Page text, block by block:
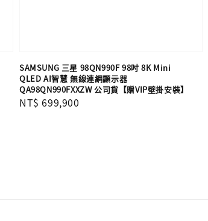
SAMSUNG 三星 98QN990F 98吋 8K Mini
QLED AI智慧 無線連網顯示器
QA98QN990FXXZW 公司貨【贈VIP壁掛安裝】
Regular
NT$ 699,900